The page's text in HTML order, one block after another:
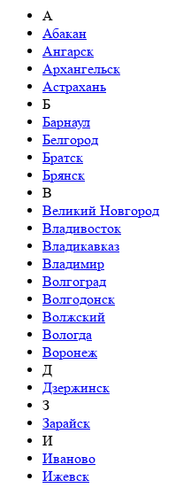
А
Абакан
Ангарск
Архангельск
Астрахань
Б
Барнаул
Белгород
Братск
Брянск
В
Великий Новгород
Владивосток
Владикавказ
Владимир
Волгоград
Волгодонск
Волжский
Вологда
Воронеж
Д
Дзержинск
З
Зарайск
И
Иваново
Ижевск